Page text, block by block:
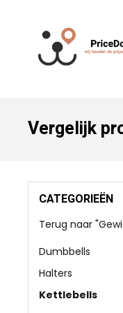
Vergelijk
CATEGORIEËN
Terug naar
Dumbbells
Halters
Kettlebells